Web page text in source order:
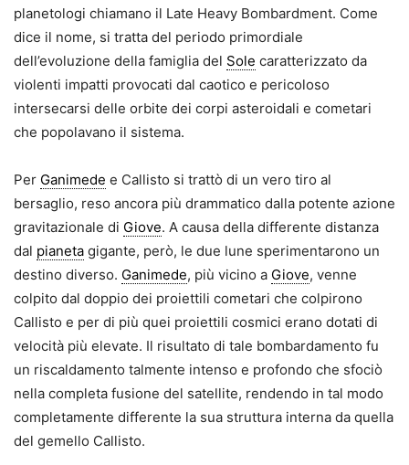
planetologi chiamano il Late Heavy Bombardment. Come
dice il nome, si tratta del periodo primordiale
dell’evoluzione della famiglia del Sole caratterizzato da
violenti impatti provocati dal caotico e pericoloso
intersecarsi delle orbite dei corpi asteroidali e cometari
che popolavano il sistema.
Per Ganimede e Callisto si trattò di un vero tiro al
bersaglio, reso ancora più drammatico dalla potente azione
gravitazionale di Giove. A causa della differente distanza
dal pianeta gigante, però, le due lune sperimentarono un
destino diverso. Ganimede, più vicino a Giove, venne
colpito dal doppio dei proiettili cometari che colpirono
Callisto e per di più quei proiettili cosmici erano dotati di
velocità più elevate. Il risultato di tale bombardamento fu
un riscaldamento talmente intenso e profondo che sfociò
nella completa fusione del satellite, rendendo in tal modo
completamente differente la sua struttura interna da quella
del gemello Callisto.